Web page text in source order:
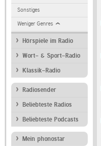
Sonstiges
Weniger Genres
Hörspiele im Radio
Wort- & Sport-Radio
Klassik-Radio
Radiosender
Beliebteste Radios
Beliebteste Podcasts
Mein phonostar